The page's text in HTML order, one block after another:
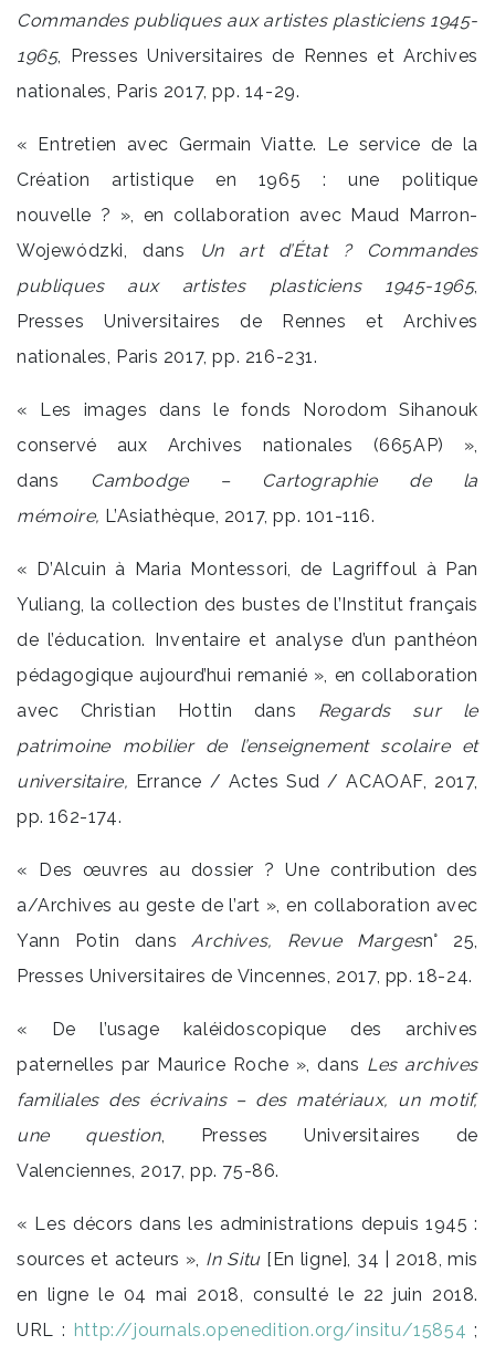
Commandes publiques aux artistes plasticiens 1945-
1965, Presses Universitaires de Rennes et Archives
nationales, Paris 2017, pp. 14-29.
« Entretien avec Germain Viatte. Le service de la
Création artistique en 1965 : une politique
nouvelle ? », en collaboration avec Maud Marron-
Wojewódzki, dans
Un art d’État ? Commandes
publiques aux artistes plasticiens 1945-1965,
Presses Universitaires de Rennes et Archives
nationales, Paris 2017, pp. 216-231.
« Les images dans le fonds Norodom Sihanouk
conservé aux Archives nationales (665AP) »,
dans
Cambodge – Cartographie de la
mémoire, L’Asiathèque, 2017, pp. 101-116.
« D’Alcuin à Maria Montessori, de Lagriffoul à Pan
Yuliang, la collection des bustes de l’Institut français
de l’éducation. Inventaire et analyse d’un panthéon
pédagogique aujourd’hui remanié », en collaboration
avec Christian Hottin dans Regards sur le
patrimoine mobilier de l’enseignement scolaire et
universitaire, Errance / Actes Sud / ACAOAF, 2017,
pp. 162-174.
« Des œuvres au dossier ? Une contribution des
a/Archives au geste de l’art », en collaboration avec
Yann Potin dansArchives, Revue Margesn° 25,
Presses Universitaires de Vincennes, 2017, pp. 18-24.
« De l’usage kaléidoscopique des archives
paternelles par Maurice Roche », dans Les archives
familiales des écrivains – des matériaux, un motif,
une question, Presses Universitaires de
Valenciennes, 2017, pp. 75-86.
« Les décors dans les administrations depuis 1945 :
sources et acteurs », In Situ[En ligne], 34 | 2018, mis
en ligne le 04 mai 2018, consulté le 22 juin 2018.
URL : http://journals.openedition.org/insitu/15854 ;